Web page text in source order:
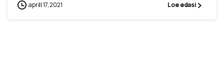
aprill 17, 2021 Loe edasi